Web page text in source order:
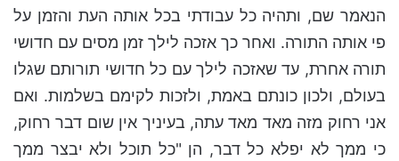
הנאמר שם, ותהיה כל עבודתי בכל אותה העת והזמן על
פי אותה התורה. ואחר כך אזכה לילך זמן מסים עם חדושי
תורה אחרת, עד שאזכה לילך עם כל חדושי תורותם שגלו
בעולם, ולכון כונתם באמת, ולזכות לקימם בשלמות. ואם
אני רחוק מזה מאד מאד עתה, בעיניך אין שום דבר רחוק,
כי ממך לא יפלא כל דבר, הן "כל תוכל ולא יבצר ממך